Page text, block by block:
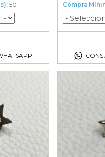
50
Compra